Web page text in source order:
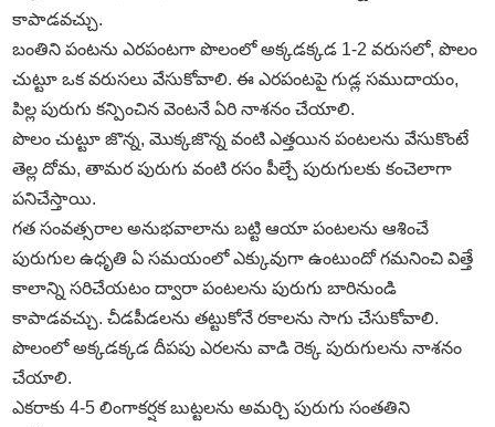
కాపాడవచ్చు.
బంతిని పంటను ఎరపంటగా పొలంలో అక్కడక్కడ 1-2 వరుసలో, పొలం
చుట్టూ ఒక వరుసలు వేసుకోవాలి. ఈ ఎరపంటపై గుడ్ల సముదాయం,
పిల్ల పురుగు కన్పించిన వెంటనే ఏరి నాశనం చేయాలి.
పొలం చుట్టూ జొన్న, మొక్కజొన్న వంటి ఎత్తయిన పంటలను వేసుకొంటే
తెల్ల దోమ, తామర పురుగు వంటి రసం పీల్చే పురుగులకు కంచెలాగా
పనిచేస్తాయి.
గత సంవత్సరాల అనుభవాలాను బట్టి ఆయా పంటలను ఆశించే
పురుగుల ఉధృతి ఏ సమయంలో ఎక్కువుగా ఉంటుందో గమనించి విత్తే
కాలాన్ని సరిచేయటం ద్వారా పంటలను పురుగు బారినుండి
కాపాడవచ్చు. చీడపీడలను తట్టుకోనే రకాలను సాగు చేసుకోవాలి.
పొలంలో అక్కడక్కడ దీపపు ఎరలను వాడి రెక్క పురుగులను నాశనం
చేయాలి.
ఎకరాకు 4-5 లింగాకర్షక బుట్టలను అమర్చి పురుగు సంతతిని